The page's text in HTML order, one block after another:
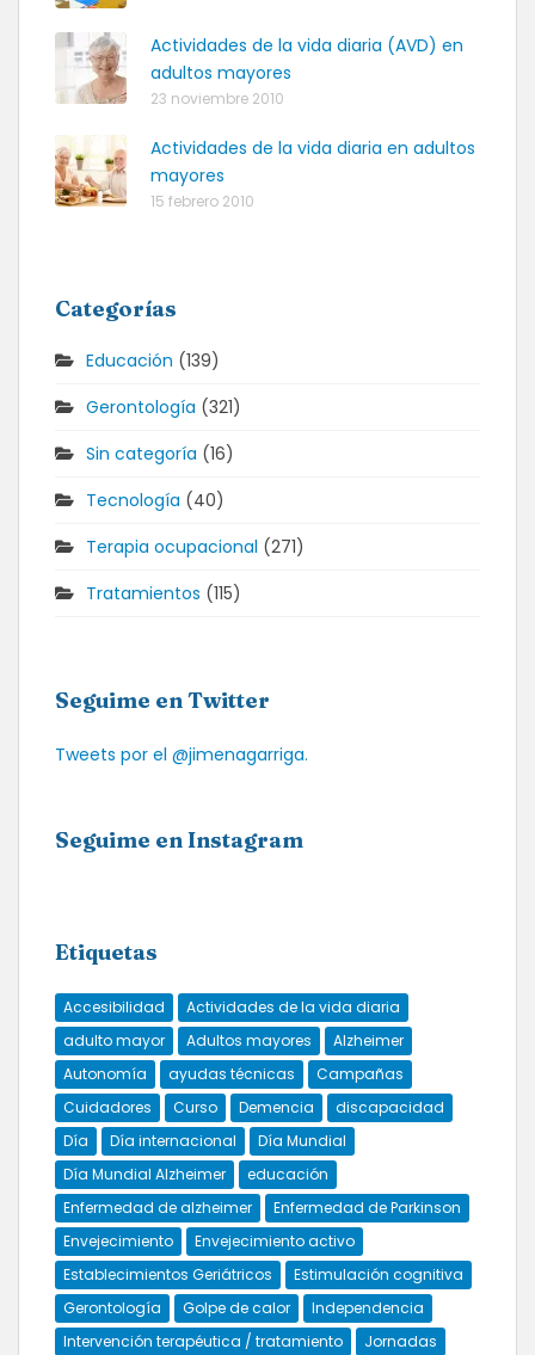
Actividades de la vida diaria (AVD) en
adultos mayores
23 noviembre 2010
Actividades de la vida diaria en adultos
mayores
15 febrero 2010
Categorías
Educación (139)
Gerontología (321)
Sin categoría (16)
Tecnología (40)
Terapia ocupacional (271)
Tratamientos (115)
Seguime en Twitter
Tweets por el @jimenagarriga.
Seguime en Instagram
Etiquetas
Accesibilidad
Actividades de la vida diaria
adulto mayor
Adultos mayores
Alzheimer
Autonomía
ayudas técnicas
Campañas
Cuidadores
Curso Demencia
discapacidad
Día
Día internacional
Día Mundial
Día Mundial Alzheimer
educación
Enfermedad de alzheimer
Enfermedad de Parkinson
Envejecimiento
Envejecimiento activo
Establecimientos Geriátricos
Estimulación cognitiva
Gerontología
Golpe de calor
Independencia
Intervención terapéutica / tratamiento
Jornadas